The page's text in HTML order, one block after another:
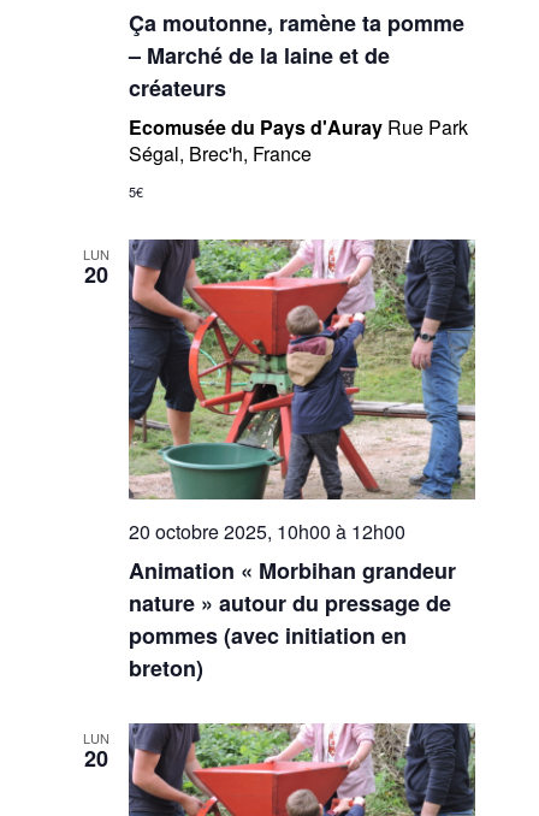
Ça moutonne, ramène ta pomme
– Marché de la laine et de
créateurs
Ecomusée du Pays d'Auray Rue Park
Ségal, Brec'h, France
5€
LUN
20
20 octobre 2025, 10h00 à 12h00
Animation « Morbihan grandeur
nature » autour du pressage de
pommes (avec initiation en
breton)
LUN
20